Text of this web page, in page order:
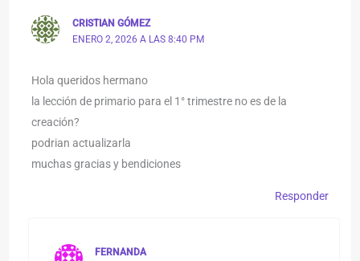
CRISTIAN GÓMEZ
ENERO 2, 2026 A LAS 8:40 PM
Hola queridos hermano
la lección de primario para el 1° trimestre no es de la
creación?
podrian actualizarla
muchas gracias y bendiciones
Responder
FERNANDA